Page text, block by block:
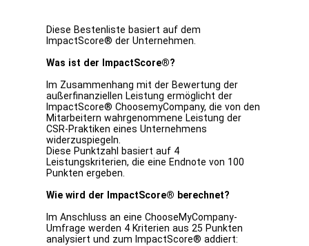
Diese Bestenliste basiert auf dem
ImpactScore® der Unternehmen.
Was ist der ImpactScore®?
Im Zusammenhang mit der Bewertung der
außerfinanziellen Leistung ermöglicht der
ImpactScore® ChoosemyCompany, die von den
Mitarbeitern wahrgenommene Leistung der
CSR-Praktiken eines Unternehmens
widerzuspiegeln.
Diese Punktzahl basiert auf 4
Leistungskriterien, die eine Endnote von 100
Punkten ergeben.
Wie wird der ImpactScore® berechnet?
Im Anschluss an eine ChooseMyCompany-
Umfrage werden 4 Kriterien aus 25 Punkten
analysiert und zum ImpactScore® addiert: